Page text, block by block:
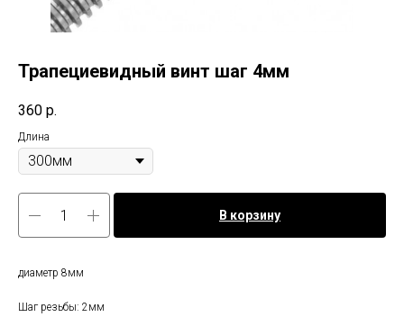
Трапециевидный винт шаг 4мм
360 р.
Длина
В корзину
диаметр 8мм
Шаг резьбы: 2мм